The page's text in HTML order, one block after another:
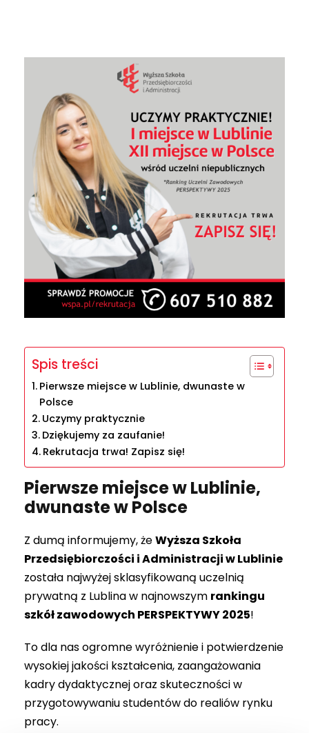
Spis treści
Pierwsze miejsce w Lublinie, dwunaste w
Polsce
Uczymy praktycznie
Dziękujemy za zaufanie!
Rekrutacja trwa! Zapisz się!
Pierwsze miejsce w Lublinie,
dwunaste w Polsce
Z dumą informujemy, żeWyższa Szkoła
Przedsiębiorczości i Administracji w Lublinie
została najwyżej sklasyfikowaną uczelnią
prywatną z Lublina w najnowszym rankingu
szkół zawodowych PERSPEKTYWY 2025!
To dla nas ogromne wyróżnienie i potwierdzenie
wysokiej jakości kształcenia, zaangażowania
kadry dydaktycznej oraz skuteczności w
przygotowywaniu studentów do realiów rynku
pracy.